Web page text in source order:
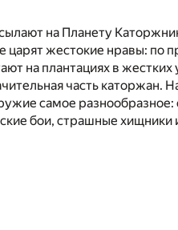
на Планету
царят жестокие нравы: по
на плантациях в
часть каторжан.
самое разнообразное:
бои, страшные хищники